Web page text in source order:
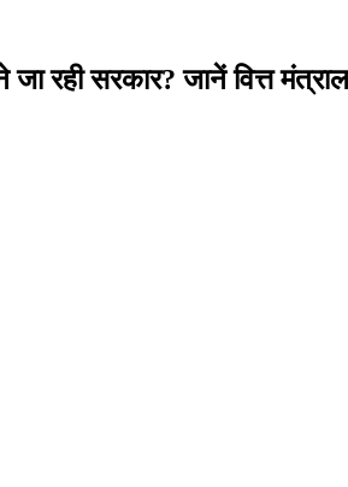
रही सरकार? जानें वित्त